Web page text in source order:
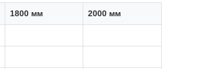
1800 мм 2000 мм